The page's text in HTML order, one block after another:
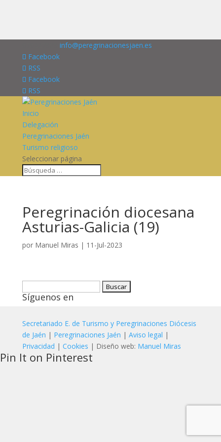
info@peregrinacionesjaen.es
Facebook
RSS
Facebook
RSS
Inicio
Delegación
Peregrinaciones Jaén
Turismo religioso
Seleccionar página
Peregrinación diocesana
Asturias-Galicia (19)
por Manuel Miras | 11-Jul-2023
Síguenos en
Secretariado E. de Turismo y Peregrinaciones Diócesis
de Jaén | Peregrinaciones Jaén | Aviso legal |
Privacidad | Cookies | Diseño web: Manuel Miras
Pin It on Pinterest